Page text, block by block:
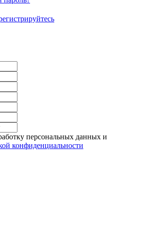
персональных данных и
конфиденциальности